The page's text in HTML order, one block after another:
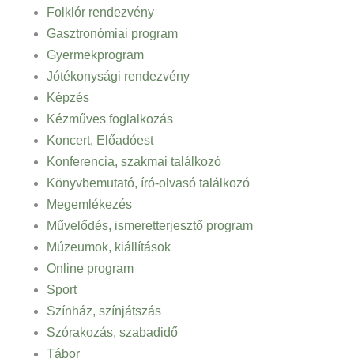
Folklór rendezvény
Gasztronómiai program
Gyermekprogram
Jótékonysági rendezvény
Képzés
Kézműves foglalkozás
Koncert, Előadóest
Konferencia, szakmai találkozó
Könyvbemutató, író-olvasó találkozó
Megemlékezés
Művelődés, ismeretterjesztő program
Múzeumok, kiállítások
Online program
Sport
Színház, színjátszás
Szórakozás, szabadidő
Tábor